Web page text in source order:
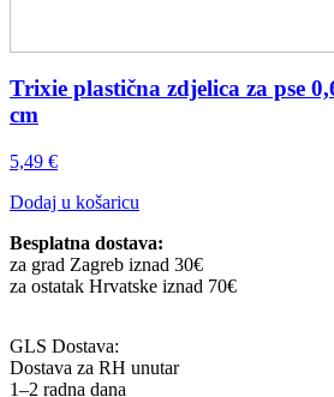
Trixie plastična zdjelica za pse
cm
5,49 €
Dodaj u košaricu
Besplatna dostava:
za grad Zagreb iznad 30€
za ostatak Hrvatske iznad 70€
GLS Dostava:
Dostava za RH unutar
1–2 radna dana